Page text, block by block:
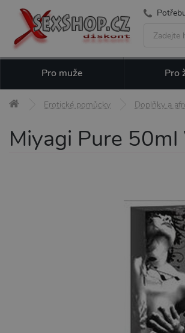
Pro muže Pro
Erotické pomůcky Doplňky a
Miyagi Pure